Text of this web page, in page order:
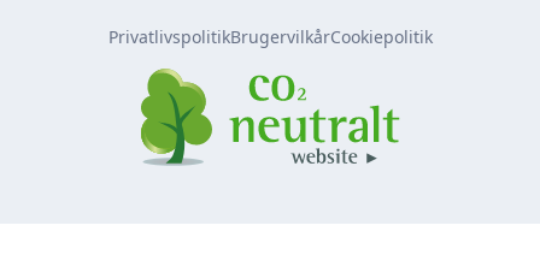
PrivatlivspolitikBrugervilkårCookiepolitik